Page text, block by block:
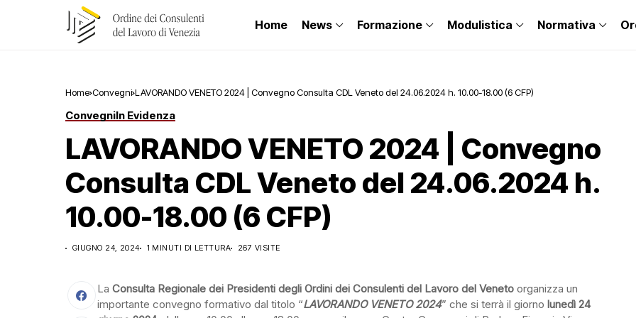
Home News Formazione Modulistica Normativa
Home Convegni LAVORANDO VENETO 2024 | Convegno Consulta CDL Veneto del 24.06.2024 h. 10.00-18.00 (6 CFP)
ConvegniIn Evidenza
LAVORANDO VENETO 2024 | Convegno
Consulta CDL Veneto del 24.06.2024 h.
10.00-18.00 (6 CFP)
GIUGNO 24, 2024 1 MINUTI DI LETTURA 267 VISITE
La Consulta Regionale dei Presidenti degli Ordini dei Consulenti del Lavoro del Veneto organizza un
importante convegno formativo dal titolo “LAVORANDO VENETO 2024” che si terrà il giorno lunedì 24